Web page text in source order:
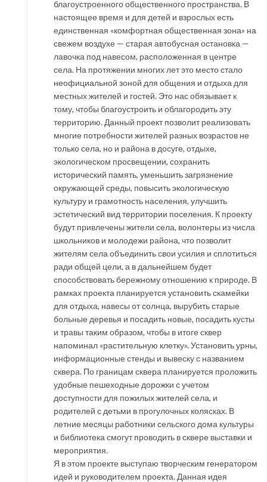
благоустроенного общественного пространства. В
настоящее время и для детей и взрослых есть
единственная «комфортная общественная зона» на
свежем воздухе — старая автобусная остановка —
лавочка под навесом, расположенная в центре
села. На протяжении многих лет это место стало
неофициальной зоной для общения и отдыха для
местных жителей и гостей. Это нас обязывает к
тому, чтобы благоустроить и облагородить эту
территорию. Данный проект позволит реализовать
многие потребности жителей разных возрастов не
только села, но и района в досуге, отдыхе,
экологическом просвещении, сохранить
исторический память, уменьшить загрязнение
окружающей среды, повысить экологическую
культуру и грамотность населения, улучшить
эстетический вид территории поселения. К проекту
будут привлечены жители села, волонтеры из числа
школьников и молодежи района, что позволит
жителям села объединить свои усилия и сплотиться
ради общей цели, а в дальнейшем будет
способствовать бережному отношению к природе. В
рамках проекта планируется установить скамейки
для отдыха, навесы от солнца, вырубить старые
больные деревья и посадить новые, посадить кусты
и травы таким образом, чтобы в итоге сквер
напоминал «растительную клетку». Установить урны,
информационные стенды и вывеску с названием
сквера. По границам сквера планируется проложить
удобные пешеходные дорожки с учетом
доступности для пожилых жителей села, и
родителей с детьми в прогулочных колясках. В
летние месяцы работники сельского дома культуры
и библиотека смогут проводить в сквере выставки и
мероприятия.
Я в этом проекте выступаю творческим генератором
идей и руководителем проекта. Данная идея